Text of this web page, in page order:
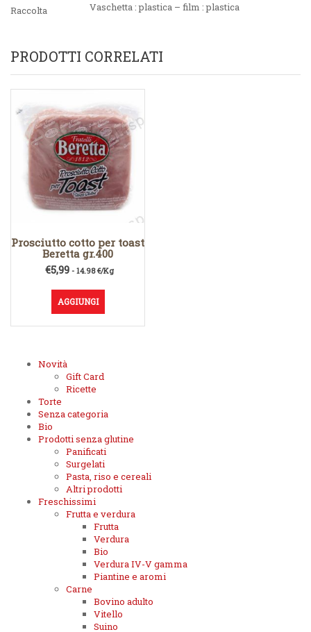
Raccolta
Vaschetta : plastica – film : plastica
PRODOTTI CORRELATI
Prosciutto cotto per toast
Beretta gr.400
€5,99 - 14.98 €/Kg
AGGIUNGI
Novità
Gift Card
Ricette
Torte
Senza categoria
Bio
Prodotti senza glutine
Panificati
Surgelati
Pasta, riso e cereali
Altri prodotti
Freschissimi
Frutta e verdura
Frutta
Verdura
Bio
Verdura IV-V gamma
Piantine e aromi
Carne
Bovino adulto
Vitello
Suino